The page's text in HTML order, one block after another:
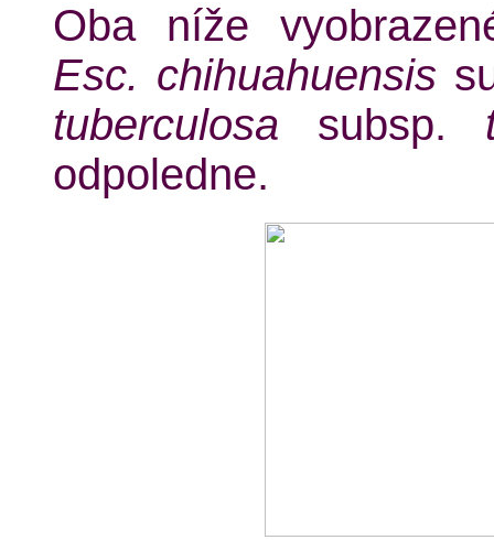
Oba níže
Esc. chihuahuensis
tuberculosa subsp.
odpoledne.